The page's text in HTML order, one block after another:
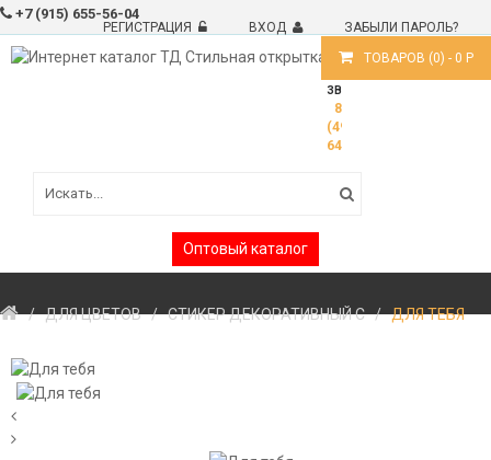
+7 (915) 655-56-04
РЕГИСТРАЦИЯ ВХОД
ЗАБЫЛИ ПАРОЛЬ?
ТОВАРОВ (0) - 0 Р
ЗВОНИТЕ!
8
(499)
6488191
Оптовый каталог
ДЛЯ ЦВЕТОВ СТИКЕР ДЕКОРАТИВНЫЙ С ДЛЯ ТЕБЯ